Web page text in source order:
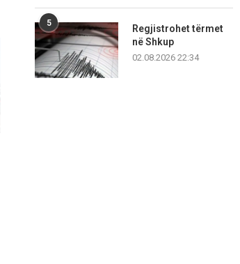
5
Regjistrohet tërmet
në Shkup
02.08.2026 22:34